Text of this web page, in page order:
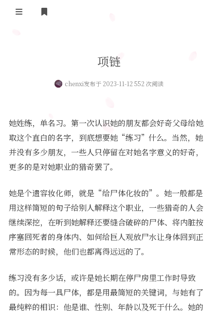
舔狗日记
摸鱼人日历
今日头条新闻
哔哩哔哩追番
隐私政策
友情链接
项链
chenxi发布于 2023-11-12 552 次阅读
她姓练，单名习。第一次认识她的朋友都会好奇父母给她
取这个直白的名字，到底想要她“练习”什么。当然，她
并没有多少朋友，一些人只停留在对她名字意义的好奇，
更多的是对她职业的猎奇罢了。
她是个遗容妆化师，就是“给尸体化妆的”。她一般都是
用这样简短的句子给别人解释这个职业，一些猎奇的人会
继续深挖，在听到她解释还要缝合破碎的尸体、将内脏按
序塞回死者的身体内、如何给巨人观放尸水让身体回到正
常形态的时候，他们也都离得远远的了。
练习没有多少话，或许是她长期在停尸房里工作时导致
的。因为每一具尸体，都是用最简短的关键词，与她有了
最纯粹的相识：他是谁、性别、年龄以及死于什么。她的